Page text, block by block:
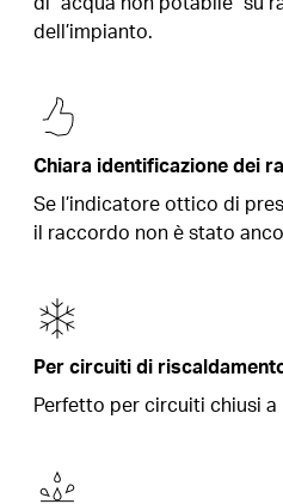
dell’impianto.
Chiara identificazione dei
Se l’indicatore ottico di
il raccordo non è stato
Per circuiti di
Perfetto per circuiti chiusi